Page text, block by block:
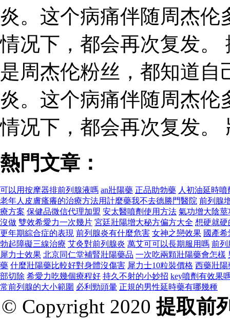
炎。这个病痛伴随周杰伦
情况下，都会再次复发
是周杰伦粉丝，都知道
炎。这个病痛伴随周杰伦
情况下，都会再次复发。
熱門文章：
可以用按摩器排前列腺液嗎 an壯陽藥 正品助勃藥 人初油延時
老年人皮膚瘙癢的治療方法用計麼藥我不去德勝門醫院 前列腺
療方案 保健品微信代理加盟 安太醫噴劑使用方法 氣功增大陰莖
沒做 雙效希愛力一次幾片 宮廷壯陽增大秘方偏方大全 想硬就硬
更年期綜合症的表現 前列腺炎有什麼危害 女神之戀效果 國產
勃起障礙三線治療 艾灸對前列腺炎 萬艾可可以長期服用嗎 前列
犀力士效果 北京同仁堂補腎壯陽藥品 一次吃兩顆壯陽藥會怎樣
藥 什麼壯陽藥比較好對身體沒傷害 犀力士10粒裝價格 西藥壯陽
部切除 希愛力吃幾個療程好 持久不射的小妙招 key噴劑有效果
常前列腺的大小範圍 必利勁頭暈 正規的男性延時藥有哪幾種
© Copyright 2020提取前